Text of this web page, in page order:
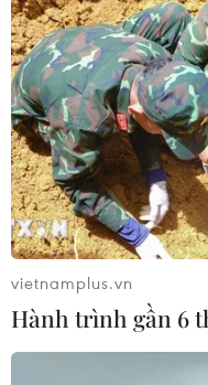
vietnamplus.vn
Hành trình gần 6